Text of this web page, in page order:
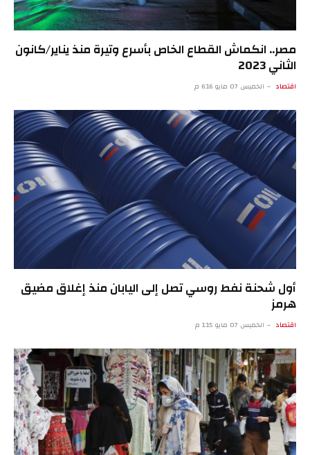
مصر.. انكماش القطاع الخاص بأسرع وتيرة منذ يناير/كانون
الثاني 2023
اقتصاد الخميس 07 مايو 6:16 م
أول شحنة نفط روسي تصل إلى اليابان منذ إغلاق مضيق
هرمز
اقتصاد الخميس 07 مايو 1:15 م